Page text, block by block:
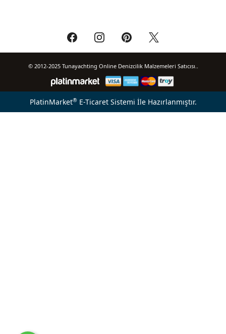
© 2012-2025 Tunayachting Online Denizcilik Malzemeleri Satıcısı..
PlatinMarket®E-Ticaret Sistemi İle Hazırlanmıştır.